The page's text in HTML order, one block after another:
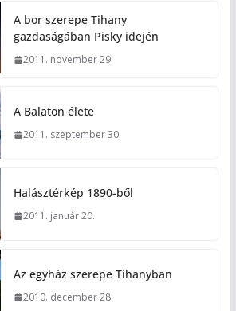
A bor szerepe Tihany
gazdaságában Pisky idején
2011. november 29.
A Balaton élete
2011. szeptember 30.
Halásztérkép 1890-ből
2011. január 20.
Az egyház szerepe Tihanyban
2010. december 28.